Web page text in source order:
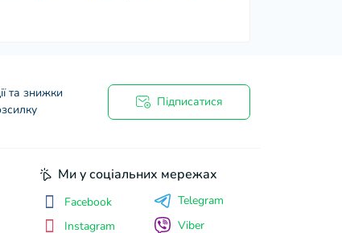
що не порушує шару укладеного в
і для її успішного
є сифони, спеціально
забезпечені грушею для
та знижки
Підписатися
Ми у соціальних мережах
Facebook
Instagram
Telegram
Viber